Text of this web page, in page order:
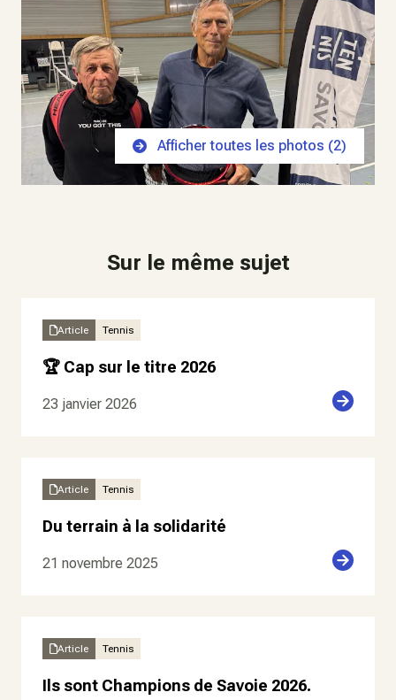
Afficher toutes les photos (2)
Sur le même sujet
Article Tennis
🏆 Cap sur le titre 2026
23 janvier 2026
Article Tennis
Du terrain à la solidarité
21 novembre 2025
Article Tennis
Ils sont Champions de Savoie 2026.